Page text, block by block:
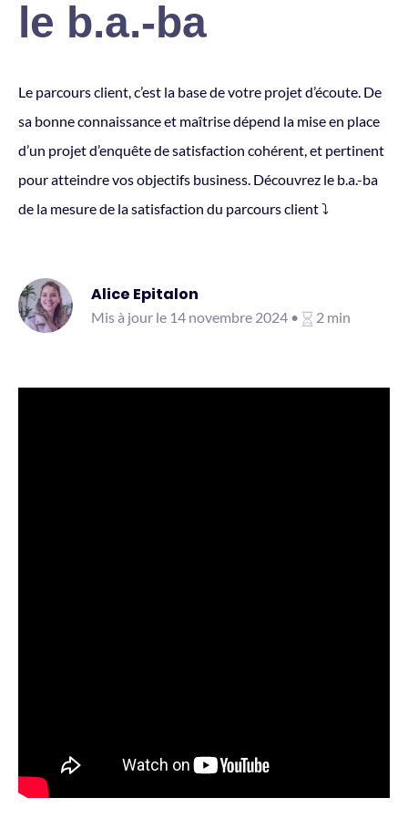
le b.a.-ba
Le parcours client, c’est la base de votre projet d’écoute. De
sa bonne connaissance et maîtrise dépend la mise en place
d’un projet d’enquête de satisfaction cohérent, et pertinent
pour atteindre vos objectifs business. Découvrez le b.a.-ba
de la mesure de la satisfaction du parcours client ⤵️
Alice Epitalon
Mis à jour le 14 novembre 2024 • 2 min